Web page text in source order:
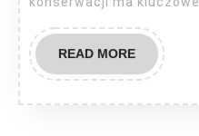
READ MOREREAD
MORE